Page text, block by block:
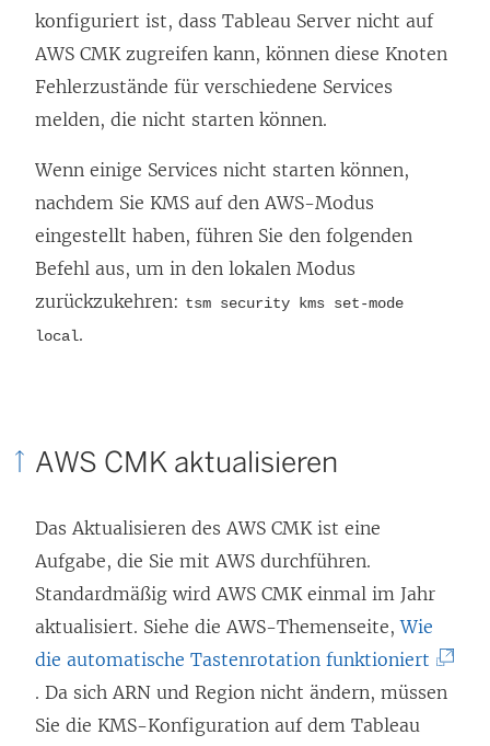
konfiguriert ist, dass Tableau Server nicht auf
AWS CMK zugreifen kann, können diese Knoten
Fehlerzustände für verschiedene Services
melden, die nicht starten können.
Wenn einige Services nicht starten können,
nachdem Sie KMS auf den AWS-Modus
eingestellt haben, führen Sie den folgenden
Befehl aus, um in den lokalen Modus
zurückzukehren: tsm security kms set-mode
local.
AWS CMK aktualisieren
Das Aktualisieren des AWS CMK ist eine
Aufgabe, die Sie mit AWS durchführen.
Standardmäßig wird AWS CMK einmal im Jahr
aktualisiert. Siehe die AWS-Themenseite,Wie
die automatische Tastenrotation funktioniert
L
. Da sich ARN und Region nicht ändern, müssen
Sie die KMS-Konfiguration auf dem Tableau